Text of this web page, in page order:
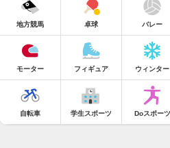
地方競馬 卓球 バレー
モーター フィギュア ウィンター
自転車 学生スポーツ Doスポーツ